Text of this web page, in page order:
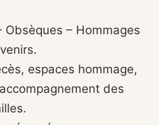
– Hommages
espaces hommage,
des